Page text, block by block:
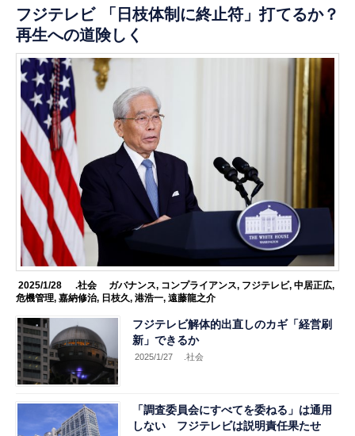
フジテレビ 「日枝体制に終止符」打てるか？
再生への道険しく
2025/1/28 .社会 ガバナンス, コンプライアンス, フジテレビ, 中居正広,
危機管理,嘉納修治, 日枝久,港浩一,遠藤龍之介
フジテレビ解体的出直しのカギ「経営刷
新」できるか
2025/1/27 .社会
「調査委員会にすべてを委ねる」は通用
しない フジテレビは説明責任果たせ